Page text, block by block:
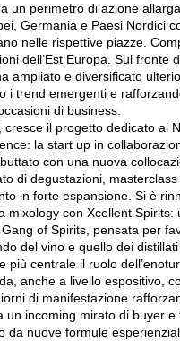
un perimetro di azione
Germania e Paesi Nordici
nelle rispettive piazze.
dell’Est Europa. Sul fronte
ampliato e diversificato
i trend emergenti e
di business.
cresce il progetto dedicato ai
la start up in
con una nuova
di degustazioni,
in forte espansione. Si è
mixology con Xcellent Spirits:
of Spirits, pensata per
del vino e quello dei
più centrale il ruolo
anche a livello espositivo,
di manifestazione
un incoming mirato di buyer e
da nuove formule